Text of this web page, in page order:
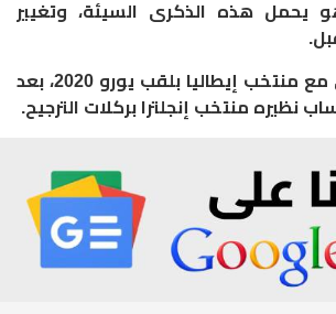
يحمل هذه الذكرى السيئة، وتغيير
وقد توج مانشيني مع منتخب إيطاليا بلقب يورو 2020، بعد
نظيره منتخب إنجلترا بركلات الترجيح.